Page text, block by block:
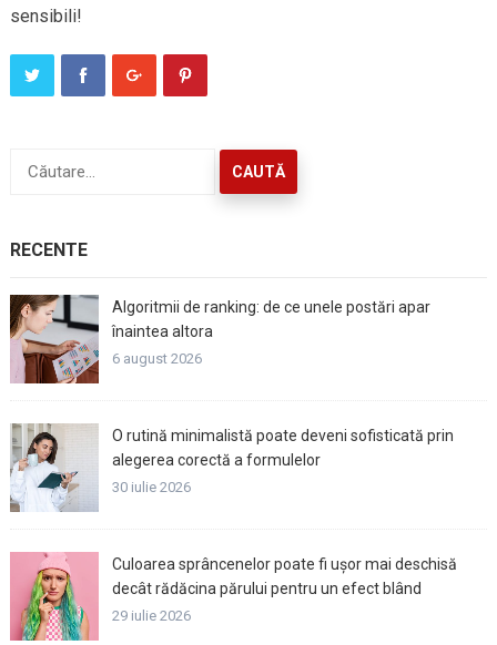
sensibili!
după:
RECENTE
Algoritmii de ranking: de ce unele postări apar
înaintea altora
6 august 2026
O rutină minimalistă poate deveni sofisticată prin
alegerea corectă a formulelor
30 iulie 2026
Culoarea sprâncenelor poate fi ușor mai deschisă
decât rădăcina părului pentru un efect blând
29 iulie 2026